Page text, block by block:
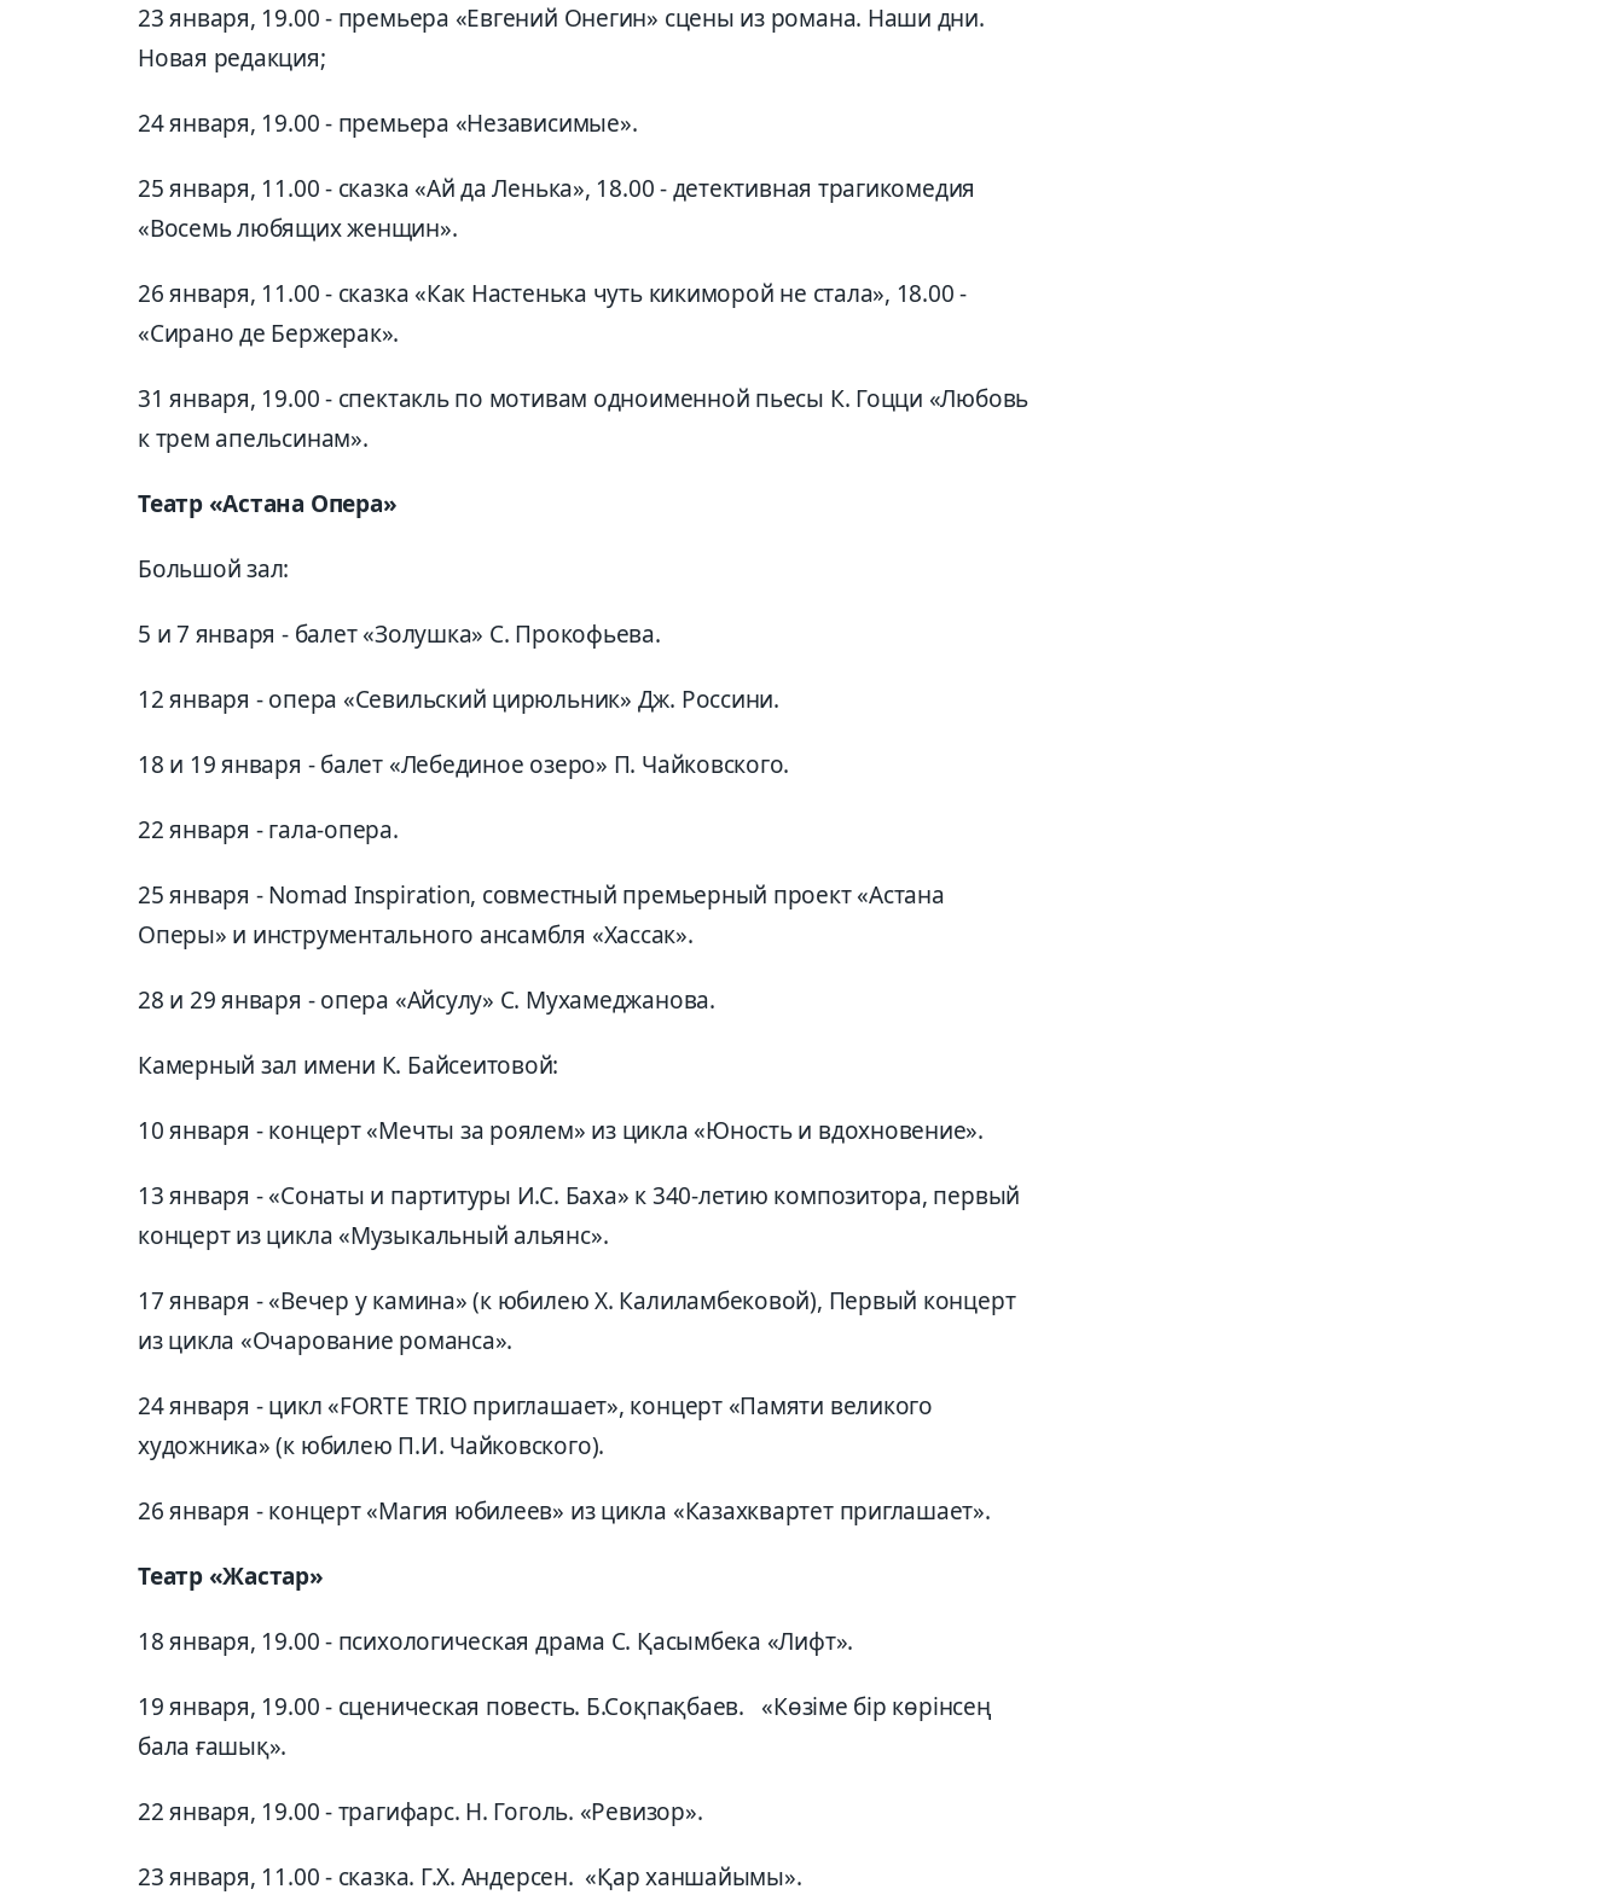
23 января, 19.00 - премьера «Евгений Онегин» сцены из романа. Наши дни.
Новая редакция;
24 января, 19.00 - премьера «Независимые».
25 января, 11.00 - сказка «Ай да Ленька», 18.00 - детективная трагикомедия
«Восемь любящих женщин».
26 января, 11.00 - сказка «Как Настенька чуть кикиморой не стала», 18.00 -
«Сирано де Бержерак».
31 января, 19.00 - спектакль по мотивам одноименной пьесы К. Гоцци «Любовь
к трем апельсинам».
Театр «Астана Опера»
Большой зал:
5 и 7 января - балет «Золушка» С. Прокофьева.
12 января - опера «Севильский цирюльник» Дж. Россини.
18 и 19 января - балет «Лебединое озеро» П. Чайковского.
22 января - гала-опера.
25 января - Nomad Inspiration, совместный премьерный проект «Астана
Оперы» и инструментального ансамбля «Хассак».
28 и 29 января - опера «Айсулу» С. Мухамеджанова.
Камерный зал имени К. Байсеитовой:
10 января - концерт «Мечты за роялем» из цикла «Юность и вдохновение».
13 января - «Сонаты и партитуры И.С. Баха» к 340-летию композитора, первый
концерт из цикла «Музыкальный альянс».
17 января - «Вечер у камина» (к юбилею Х. Калиламбековой), Первый концерт
из цикла «Очарование романса».
24 января - цикл «FORTE TRIO приглашает», концерт «Памяти великого
художника» (к юбилею П.И. Чайковского).
26 января - концерт «Магия юбилеев» из цикла «Казахквартет приглашает».
Театр «Жастар»
18 января, 19.00 - психологическая драма С. Қасымбека «Лифт».
19 января, 19.00 - сценическая повесть. Б.Соқпақбаев. «Көзіме бір көрінсең
бала ғашық».
22 января, 19.00 - трагифарс. Н. Гоголь. «Ревизор».
23 января, 11.00 - сказка. Г.Х. Андерсен. «Қар ханшайымы».